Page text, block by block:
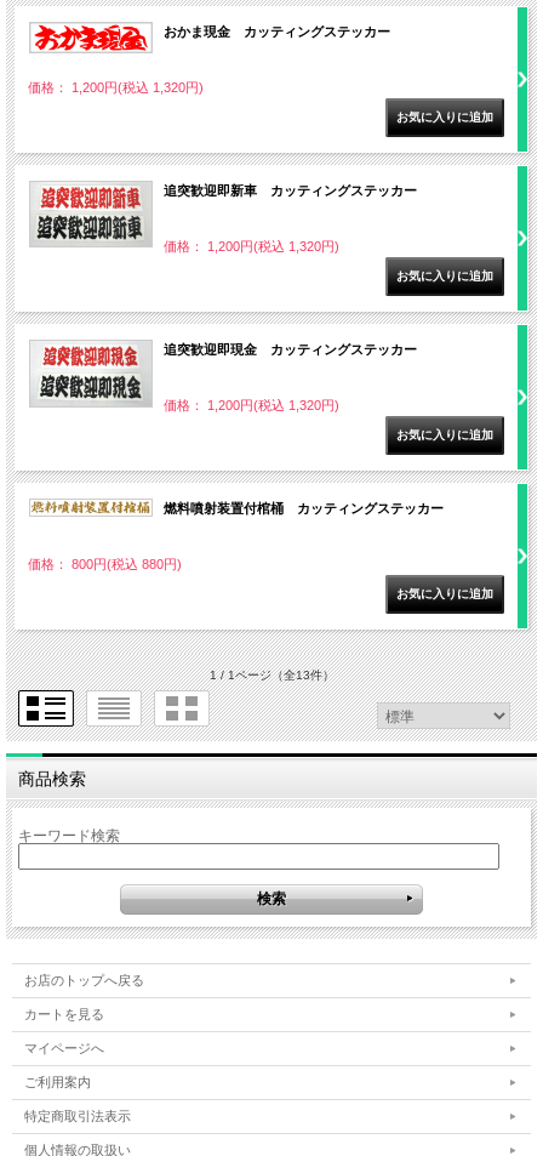
おかま現金 カッティングステッカー
価格： 1,200円(税込 1,320円)
追突歓迎即新車 カッティングステッカー
価格： 1,200円(税込 1,320円)
追突歓迎即現金 カッティングステッカー
価格： 1,200円(税込 1,320円)
燃料噴射装置付棺桶 カッティングステッカー
価格： 800円(税込 880円)
1 / 1ページ（全13件）
商品検索
キーワード検索
お店のトップへ戻る
カートを見る
マイページへ
ご利用案内
特定商取引法表示
個人情報の取扱い